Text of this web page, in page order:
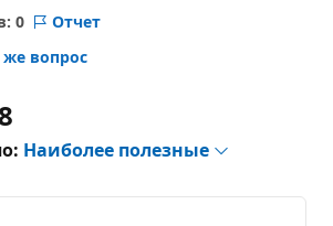
0
Отчет
вопрос
Наиболее полезные